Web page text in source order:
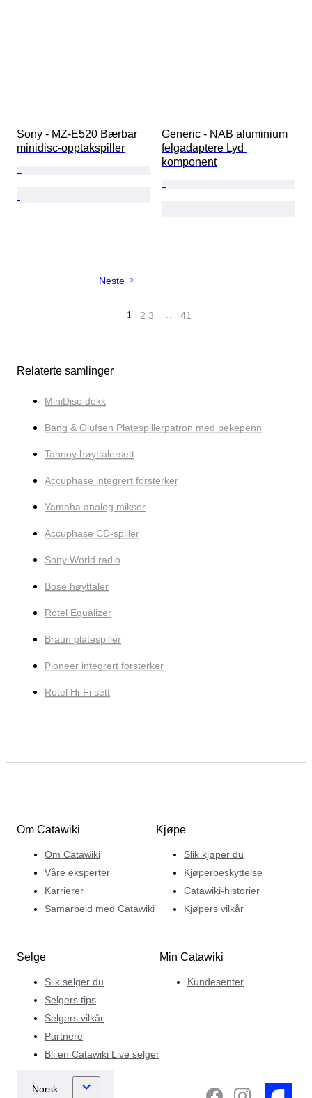
Sony - MZ-E520 Bærbar
minidisc-opptakspiller
Generic - NAB aluminium
felgadaptere Lyd
komponent
Neste
1 2 3 … 41
Relaterte samlinger
MiniDisc-dekk
Bang & Olufsen Platespillerpatron med pekepenn
Tannoy høyttalersett
Accuphase integrert forsterker
Yamaha analog mikser
Accuphase CD-spiller
Sony World radio
Bose høyttaler
Rotel Equalizer
Braun platespiller
Pioneer integrert forsterker
Rotel Hi-Fi sett
Om Catawiki
Om Catawiki
Våre eksperter
Karrierer
Samarbeid med Catawiki
Kjøpe
Slik kjøper du
Kjøperbeskyttelse
Catawiki-historier
Kjøpers vilkår
Selge
Slik selger du
Selgers tips
Selgers vilkår
Partnere
Bli en Catawiki Live selger
Min Catawiki
Kundesenter